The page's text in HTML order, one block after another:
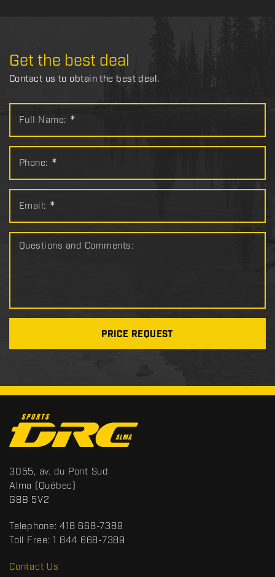
Get the best deal
Contact us to obtain the best deal.
Full Name: *
Phone: *
Email: *
Questions and Comments:
PRICE REQUEST
o
n
t
a
c
t
S
p
o
t
s
R
3055, av. du Pont Sud
Alma (Québec)
G8B 5V2
Telephone: 418 668-7389
Toll Free: 1 844 668-7389
Contact Us